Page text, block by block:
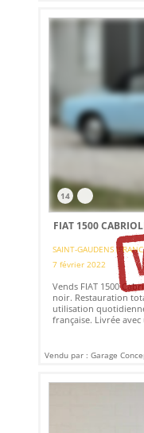
14
FIAT 1500
SAINT-GAUDENS
7 février 2022
Vends FIAT 1500
noir. Restauration
utilisation
française. Livrée
Vendu par : Garage